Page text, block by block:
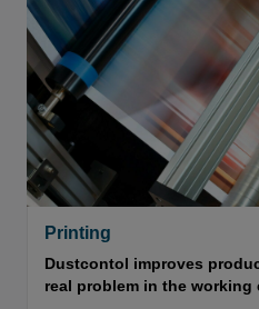
Printing
Dustcontol improves
real problem in the working